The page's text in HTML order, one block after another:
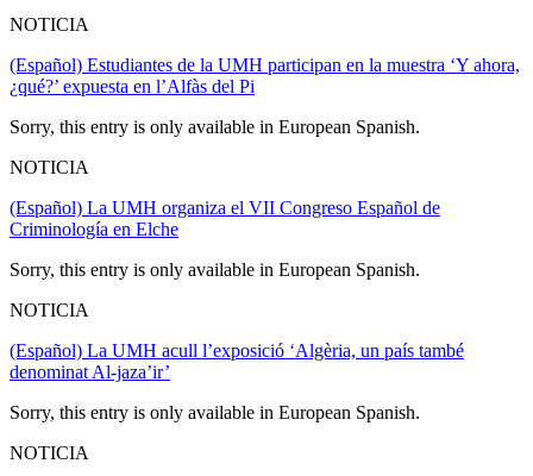
NOTICIA
(Español) Estudiantes de la UMH participan en la muestra ‘Y ahora,
¿qué?’ expuesta en l’Alfàs del Pi
Sorry, this entry is only available in European Spanish.
NOTICIA
(Español) La UMH organiza el VII Congreso Español de
Criminología en Elche
Sorry, this entry is only available in European Spanish.
NOTICIA
(Español) La UMH acull l’exposició ‘Algèria, un país també
denominat Al-jaza’ir’
Sorry, this entry is only available in European Spanish.
NOTICIA